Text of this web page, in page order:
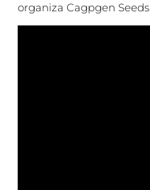
organiza Cagpgen Seeds